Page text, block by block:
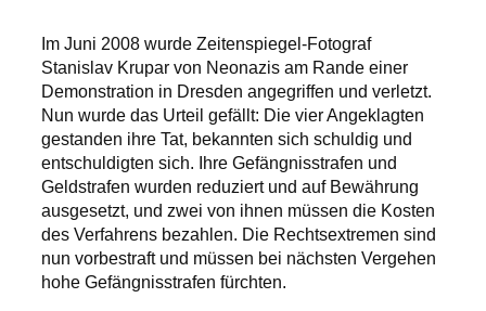
Im Juni 2008 wurde Zeitenspiegel-Fotograf
Stanislav Krupar von Neonazis am Rande einer
Demonstration in Dresden angegriffen und verletzt.
Nun wurde das Urteil gefällt: Die vier Angeklagten
gestanden ihre Tat, bekannten sich schuldig und
entschuldigten sich. Ihre Gefängnisstrafen und
Geldstrafen wurden reduziert und auf Bewährung
ausgesetzt, und zwei von ihnen müssen die Kosten
des Verfahrens bezahlen. Die Rechtsextremen sind
nun vorbestraft und müssen bei nächsten Vergehen
hohe Gefängnisstrafen fürchten.